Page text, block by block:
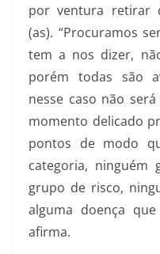
por ventura retirar
(as). “Procuramos
tem a nos dizer,
porém todas são
nesse caso não
momento delicado
pontos de modo
categoria, ninguém
grupo de risco,
alguma doença
afirma.